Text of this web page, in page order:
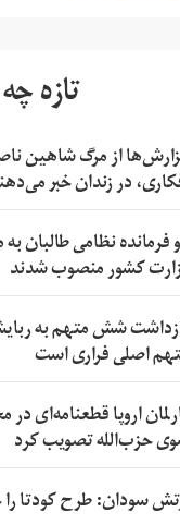
تازه
از مرگ شاهین
در زندان خبر
فرمانده نظامی طالبان
کشور منصوب شدند
شش متهم به
اصلی فراری است
اروپا قطعنامه‌ای
حزب‌الله تصویب کرد
سودان: طرح کودتا